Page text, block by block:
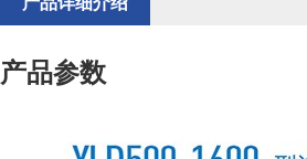
产品参数